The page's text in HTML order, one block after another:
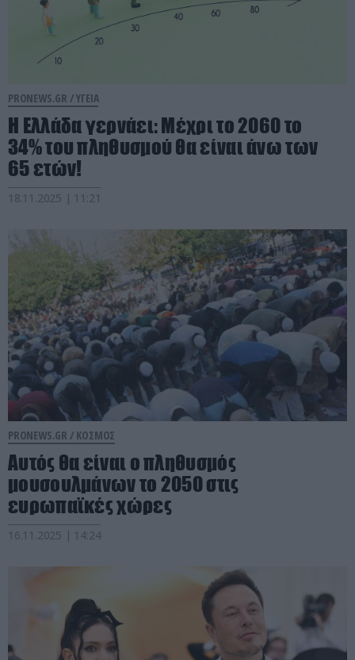
PRONEWS.GR /ΥΓΕΙΑ
Η Ελλάδα γερνάει: Μέχρι το 2060 το
34% του πληθυσμού θα είναι άνω των
65 ετών!
18.11.2025 | 11:21
PRONEWS.GR / ΚΟΣΜΟΣ
Αυτός θα είναι ο πληθυσμός
μουσουλμάνων το 2050 στις
ευρωπαϊκές χώρες
16.11.2025 | 14:24